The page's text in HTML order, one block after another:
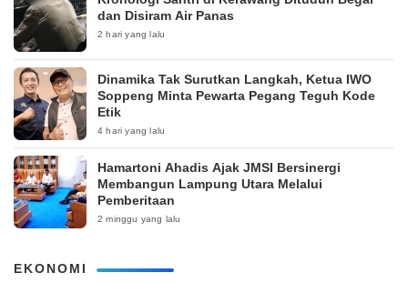
dan Disiram Air Panas
2 hari yang lalu
Dinamika Tak Surutkan Langkah, Ketua IWO
Soppeng Minta Pewarta Pegang Teguh Kode
Etik
4 hari yang lalu
Hamartoni Ahadis Ajak JMSI Bersinergi
Membangun Lampung Utara Melalui
Pemberitaan
2 minggu yang lalu
EKONOMI